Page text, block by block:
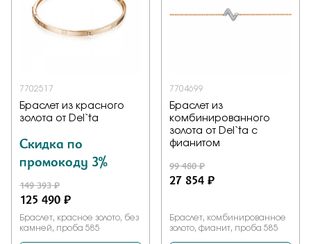
7702517
Браслет из красного
золота от Del`ta
Скидка по
промокоду 3%
149 393 ₽
125 490 ₽
Браслет, красное золото, без
камней, проба 585
7704699
Браслет из
комбинированного
золота от Del`ta с
фианитом
99 480 ₽
27 854 ₽
Браслет, комбинированное
золото, фианит, проба 585
Подтверждаю, что я ознакомлен и согласен с условиями
Отправить